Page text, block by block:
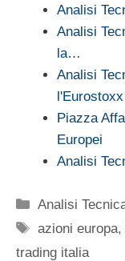
Analisi
Analisi
la…
Analisi
l'Eurostoxx
Piazza
Europei
Analisi
Categorie
Analisi
Tag
azioni europa,
trading italia